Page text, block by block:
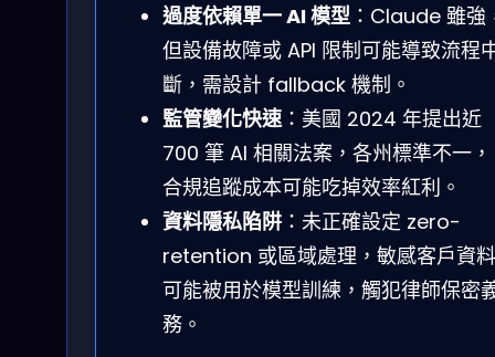
過度依賴單一 AI 模型 ：Claude 雖強
但設備故障或 API 限制可能導致流程
斷，需設計 fallback 機制。
監管變化快速：美國 2024 年提出近
700 筆 AI 相關法案，各州標準不一，
合規追蹤成本可能吃掉效率紅利。
資料隱私陷阱 ：未正確設定 zero-
retention 或區域處理，敏感客戶資料
可能被用於模型訓練，觸犯律師保密
務。